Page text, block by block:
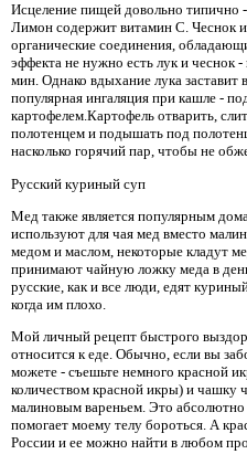
Исцеление пищей довольно типично
Лимон содержит витамин С. Чеснок
органические соединения,
эффекта не нужно есть лук и чеснок
мин. Однако вдыхание лука заставит
популярная ингаляция при кашле -
картофелем.Картофель отварить,
полотенцем и подышать под
насколько горячий пар, чтобы не
Русский куриный суп
Мед также является популярным
используют для чая мед вместо
медом и маслом, некоторые кладут
принимают чайную ложку меда в
русские, как и все люди, едят
когда им плохо.
Мой личный рецепт быстрого
относится к еде. Обычно, если вы
можете - съешьте немного красной
количеством красной икры) и
малиновым вареньем. Это
помогает моему телу бороться. А
России и ее можно найти в любом